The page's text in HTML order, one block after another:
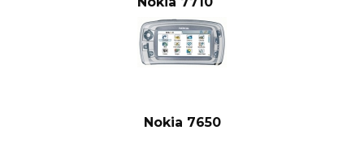
Nokia 7650